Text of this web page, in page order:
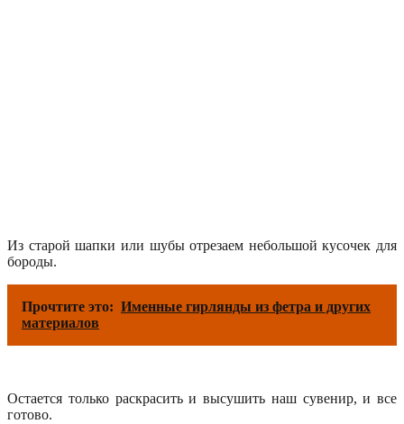
Из старой шапки или шубы отрезаем небольшой кусочек для
бороды.
Прочтите это: Именные гирлянды из фетра и других
материалов
Остается только раскрасить и высушить наш сувенир, и все
готово.